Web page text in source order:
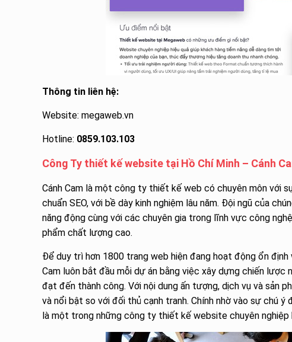
Thông tin liên hệ:
Website: megaweb.vn
Hotline: 0859.103.103
Công Ty thiết kế website tại Hồ Chí Minh – Cánh
Cánh Cam là một công ty thiết kế web có chuyên môn với
chuẩn SEO, với bề dày kinh nghiệm lâu năm. Đội ngũ của
năng động cùng với các chuyên gia trong lĩnh vực công
phẩm chất lượng cao.
Để duy trì hơn 1800 trang web hiện đang hoạt động ổn định
Cam luôn bắt đầu mỗi dự án bằng việc xây dựng chiến
đạt đến thành công. Với nội dung ấn tượng, dịch vụ và sản
và nổi bật so với đối thủ cạnh tranh. Chính nhờ vào sự chú
là một trong những công ty thiết kế website chuyên